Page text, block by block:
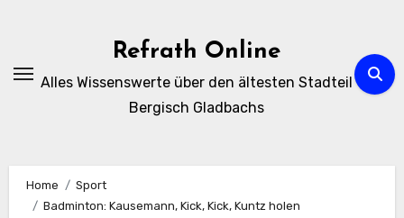
Refrath Online
Alles Wissenswerte über den ältesten Stadteil
Bergisch Gladbachs
Home
Sport
Badminton: Kausemann, Kick, Kick, Kuntz holen